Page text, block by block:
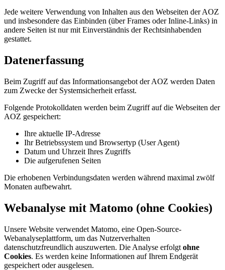
Jede weitere Verwendung von Inhalten aus den Webseiten der AOZ
und insbesondere das Einbinden (über Frames oder Inline-Links) in
andere Seiten ist nur mit Einverständnis der Rechtsinhabenden
gestattet.
Datenerfassung
Beim Zugriff auf das Informationsangebot der AOZ werden Daten
zum Zwecke der Systemsicherheit erfasst.
Folgende Protokolldaten werden beim Zugriff auf die Webseiten der
AOZ gespeichert:
Ihre aktuelle IP-Adresse
Ihr Betriebssystem und Browsertyp (User Agent)
Datum und Uhrzeit Ihres Zugriffs
Die aufgerufenen Seiten
Die erhobenen Verbindungsdaten werden während maximal zwölf
Monaten aufbewahrt.
Webanalyse mit Matomo (ohne Cookies)
Unsere Website verwendet Matomo, eine Open-Source-
Webanalyseplattform, um das Nutzerverhalten
datenschutzfreundlich auszuwerten. Die Analyse erfolgt ohne
Cookies. Es werden keine Informationen auf Ihrem Endgerät
gespeichert oder ausgelesen.